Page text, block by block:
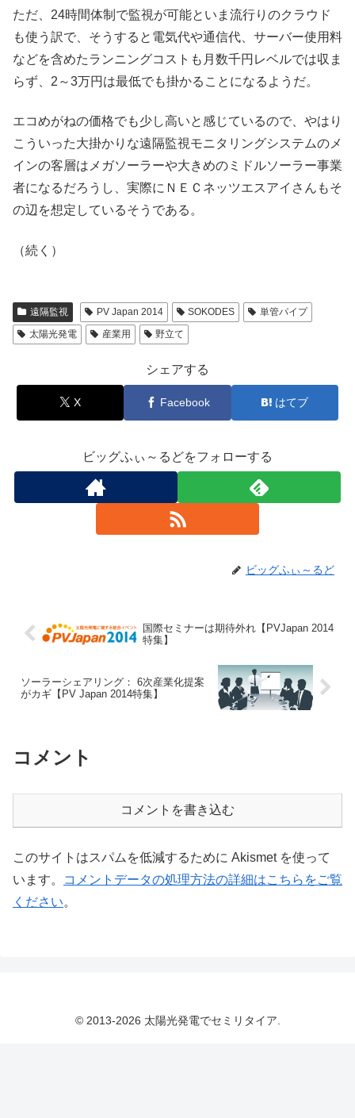
ただ、24時間体制で監視が可能といま流行りのクラウド
も使う訳で、そうすると電気代や通信代、サーバー使用料
などを含めたランニングコストも月数千円レベルでは収ま
らず、2～3万円は最低でも掛かることになるようだ。
エコめがねの価格でも少し高いと感じているので、やはり
こういった大掛かりな遠隔監視モニタリングシステムのメ
インの客層はメガソーラーや大きめのミドルソーラー事業
者になるだろうし、実際にＮＥＣネッツエスアイさんもそ
の辺を想定しているそうである。
（続く）
遠隔監視 PV Japan 2014 SOKODES
単管パイプ
太陽光発電
産業用 野立て
シェアする
X Facebook はてブ
ビッグふぃ～るどをフォローする
ビッグふぃ～るど
国際セミナーは期待外れ【PVJapan 2014
特集】
ソーラーシェアリング： 6次産業化提案
がカギ【PV Japan 2014特集】
コメント
コメントを書き込む
このサイトはスパムを低減するために Akismet を使って
います。
コメントデータの処理方法の詳細はこちらをご覧
ください。
© 2013-2026 太陽光発電でセミリタイア.